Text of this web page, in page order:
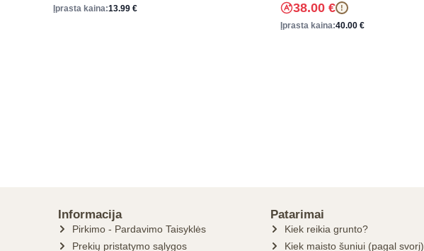
Įprasta kaina:13.99 € 38.00 € !
Įprasta kaina:40.00 €
Informacija
Pirkimo - Pardavimo Taisyklės
Prekių pristatymo sąlygos
Patarimai
Kiek reikia grunto?
Kiek maisto šuniui (pagal svorį)